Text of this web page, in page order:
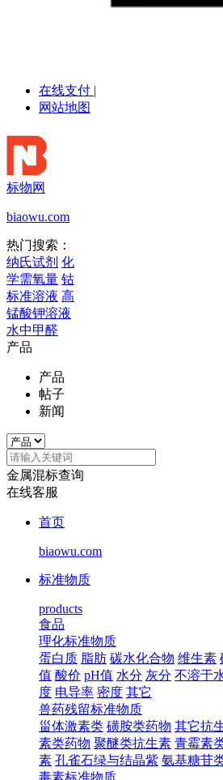
在线支付 |
网站地图
标物网
biaowu.com
热门搜索：
纳氏试剂 化
学需氧量 钴
标准溶液 高
锰酸钾溶液
水中甲醛
产品
产品
帖子
新闻
金属混标查询
在线客服
首页
biaowu.com
标准物质
products
食品
理化标准物质
蛋白质 脂肪 碳水化合物 维生素
值 酸价 pH值 水分 灰分 不溶于
度 电导率 密度 其它
兽药残留标准物质
甾体激素类 磺胺类药物 其它抗
素类药物 聚醚类抗生素 青霉素
素 孔雀石绿与结晶紫 氨基糖苷
毒素标准物质